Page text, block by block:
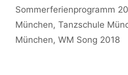
Sommerferienprogramm
München, Tanzschule
München, WM Song 2018